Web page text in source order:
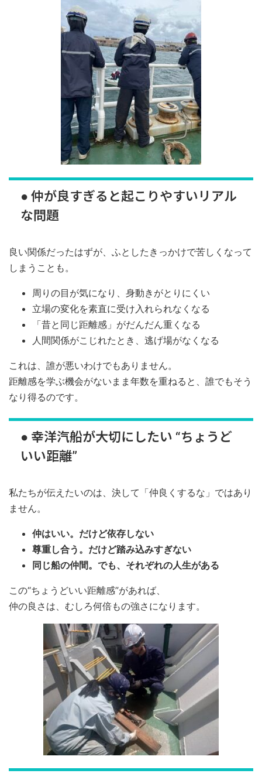
● 仲が良すぎると起こりやすいリアル
な問題
良い関係だったはずが、ふとしたきっかけで苦しくなって
しまうことも。
周りの目が気になり、身動きがとりにくい
立場の変化を素直に受け入れられなくなる
「昔と同じ距離感」がだんだん重くなる
人間関係がこじれたとき、逃げ場がなくなる
これは、誰が悪いわけでもありません。
距離感を学ぶ機会がないまま年数を重ねると、誰でもそう
なり得るのです。
● 幸洋汽船が大切にしたい “ちょうど
いい距離”
私たちが伝えたいのは、決して「仲良くするな」ではあり
ません。
仲はいい。だけど依存しない
尊重し合う。だけど踏み込みすぎない
同じ船の仲間。でも、それぞれの人生がある
この“ちょうどいい距離感”があれば、
仲の良さは、むしろ何倍もの強さになります。